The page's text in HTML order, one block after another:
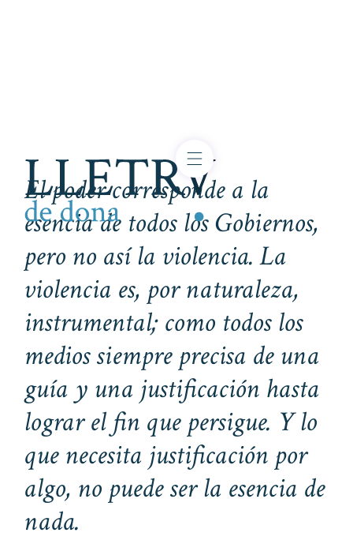
El poder corresponde a la
esencia de todos los Gobiernos,
pero no así la violencia. La
violencia es, por naturaleza,
instrumental; como todos los
medios siempre precisa de una
guía y una justificación hasta
lograr el fin que persigue. Y lo
que necesita justificación por
algo, no puede ser la esencia de
nada.